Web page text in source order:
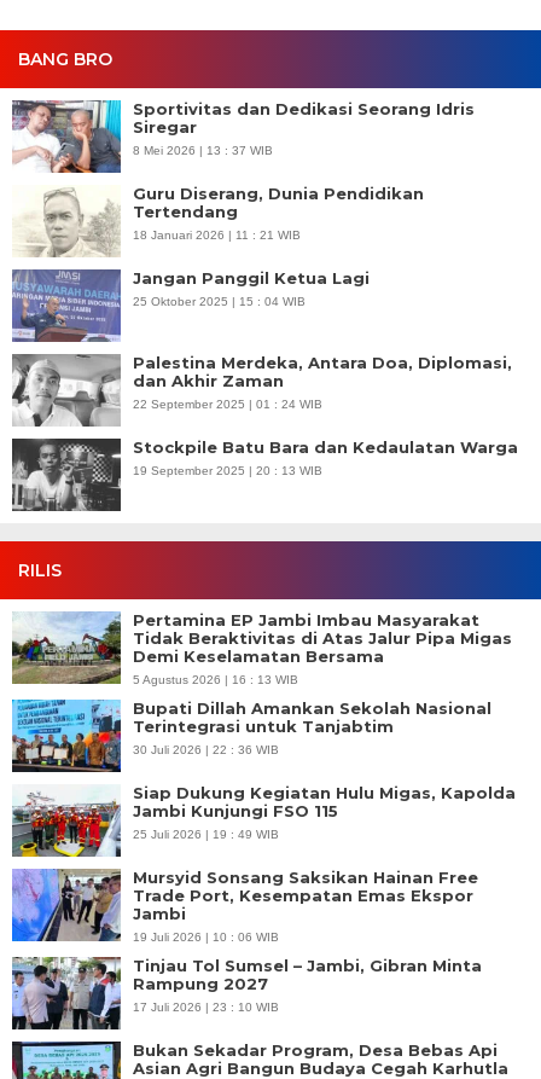
BANG BRO
Sportivitas dan Dedikasi Seorang Idris
Siregar
8 Mei 2026 | 13 : 37 WIB
Guru Diserang, Dunia Pendidikan
Tertendang
18 Januari 2026 | 11 : 21 WIB
Jangan Panggil Ketua Lagi
25 Oktober 2025 | 15 : 04 WIB
Palestina Merdeka, Antara Doa, Diplomasi,
dan Akhir Zaman
22 September 2025 | 01 : 24 WIB
Stockpile Batu Bara dan Kedaulatan Warga
19 September 2025 | 20 : 13 WIB
RILIS
Pertamina EP Jambi Imbau Masyarakat
Tidak Beraktivitas di Atas Jalur Pipa Migas
Demi Keselamatan Bersama
5 Agustus 2026 | 16 : 13 WIB
Bupati Dillah Amankan Sekolah Nasional
Terintegrasi untuk Tanjabtim
30 Juli 2026 | 22 : 36 WIB
Siap Dukung Kegiatan Hulu Migas, Kapolda
Jambi Kunjungi FSO 115
25 Juli 2026 | 19 : 49 WIB
Mursyid Sonsang Saksikan Hainan Free
Trade Port, Kesempatan Emas Ekspor
Jambi
19 Juli 2026 | 10 : 06 WIB
Tinjau Tol Sumsel – Jambi, Gibran Minta
Rampung 2027
17 Juli 2026 | 23 : 10 WIB
Bukan Sekadar Program, Desa Bebas Api
Asian Agri Bangun Budaya Cegah Karhutla